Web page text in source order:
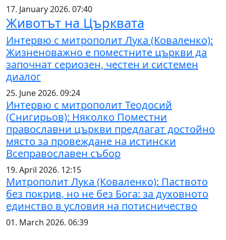
17. January 2026. 07:40
Животът на Църквата
Интервю с митрополит Лука (Коваленко):
Жизненоважно е поместните църкви да
започнат сериозен, честен и системен
диалог
25. June 2026. 09:24
Интервю с митрополит Теодосий
(Снигирьов): Няколко Поместни
православни църкви предлагат достойно
място за провеждане на истински
Всеправославен събор
19. April 2026. 12:15
Митрополит Лука (Коваленко): Паството
без покрив, но не без Бога: за духовното
единство в условия на потисничество
01. March 2026. 06:39